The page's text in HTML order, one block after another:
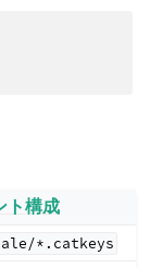
ト構成
*.catkeys